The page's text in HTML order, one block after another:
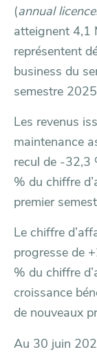
(annual
atteignent 4,1
représentent
business du
semestre
Les revenus
maintenance
recul de -32,3
% du chiffre
premier
Le chiffre
progresse de
% du chiffre
croissance
de nouveaux
Au 30 juin